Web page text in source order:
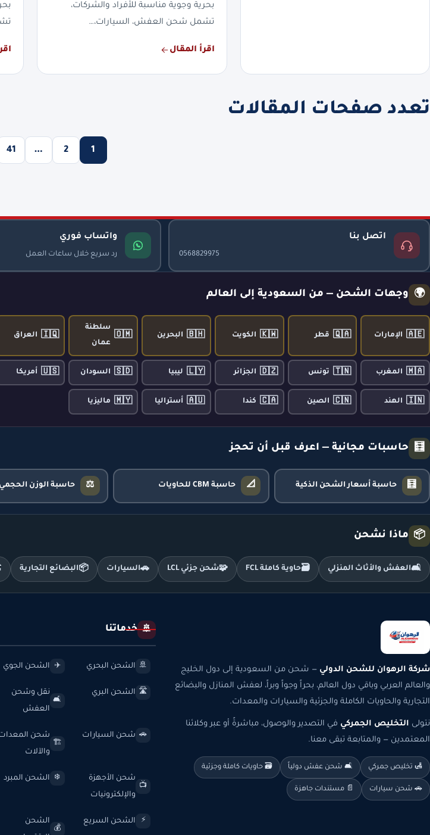
بحرية وجوية مناسبة للأفراد والشركات،
تشمل شحن العفش، السيارات،…
اقرأ المقال
تعدد صفحات المقالات
1
2
…
41
اتصل بنا
0568829975
واتساب فوري
رد سريع خلال ساعات العمل
🌍 وجهات الشحن — من السعودية إلى العالم
🇦🇪 الإمارات 🇶🇦 قطر 🇰🇼 الكويت 🇧🇭 البحرين 🇴🇲
سلطنة
عمان
🇮🇶 العراق
🇲🇦 المغرب 🇹🇳 تونس 🇩🇿 الجزائر 🇱🇾 ليبيا 🇸🇩 السودان 🇺🇸 أمريكا
🇮🇳 الهند 🇨🇳 الصين 🇨🇦 كندا 🇦🇺 أستراليا 🇲🇾 ماليزيا
🧮 حاسبات مجانية — اعرف قبل أن تحجز
🧮 حاسبة أسعار الشحن الذكية 📐 حاسبة CBM للحاويات ⚖️ حاسبة الوزن الحجمي
📦 ماذا نشحن
🛋️العفش والأثاث المنزلي 🗃️حاوية كاملة FCL 🧩شحن جزئي LCL 🚗السيارات 📦البضائع التجارية
شركة الرهوان للشحن الدولي — شحن من السعودية إلى دول الخليج
والعالم العربي وباقي دول العالم، بحراً وجواً وبراً، لعفش المنازل والبضائع
التجارية والحاويات الكاملة والجزئية والسيارات والمعدات.
نتولى التخليص الجمركي في التصدير والوصول، مباشرةً أو عبر وكلائنا
المعتمدين — والمتابعة تبقى معنا.
🛃 تخليص جمركي 🛋️ شحن عفش دولياً 🗃️ حاويات كاملة وجزئية
🚗 شحن سيارات 📄 مستندات جاهزة
🚢 خدماتنا
🚢 الشحن البحري ✈️ الشحن الجوي
🛣️ الشحن البري
🛋️
نقل وشحن
العفش
🚗 شحن السيارات
🏗️
شحن
والآلات
📺
شحن الأجهزة
والإلكترونيات
❄️ الشحن المبرد
⚡ الشحن السريع
💰
الشحن